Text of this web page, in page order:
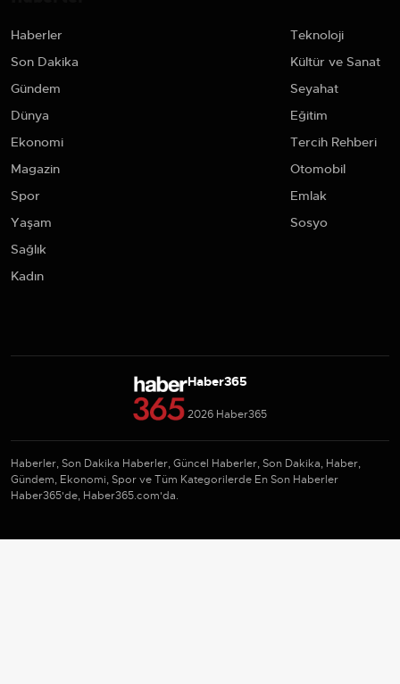
Haberler
Son Dakika
Gündem
Dünya
Ekonomi
Magazin
Spor
Yaşam
Sağlık
Kadın
Teknoloji
Kültür ve Sanat
Seyahat
Eğitim
Tercih Rehberi
Otomobil
Emlak
Sosyo
Haber365
2026 Haber365
Haberler, Son Dakika Haberler, Güncel Haberler, Son Dakika, Haber,
Gündem, Ekonomi, Spor ve Tüm Kategorilerde En Son Haberler
Haber365'de, Haber365.com'da.